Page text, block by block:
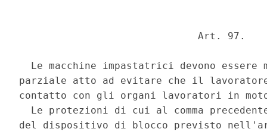
                              Art. 97.
Le macchine impastatrici devono essere
parziale atto ad evitare che il lavoratore
contatto con gli organi lavoratori in
Le protezioni di cui al comma
del dispositivo di blocco previsto